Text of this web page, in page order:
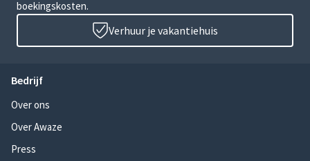
boekingskosten.
Verhuur je vakantiehuis
Bedrijf
Over ons
Over Awaze
Press